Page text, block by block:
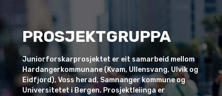
PROSJEKTGRUPPA
Juniorforskarprosjektet er eit samarbeid mellom
Hardangerkommunane (Kvam, Ullensvang, Ulvik og
Eidfjord), Voss herad, Samnanger kommune og
Universitetet i Bergen. Prosjektleiinga er